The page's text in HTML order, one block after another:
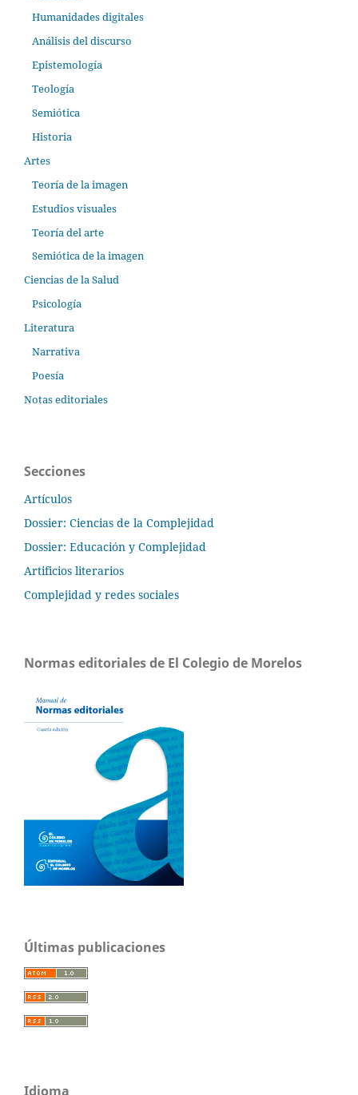
Humanidades digitales
Análisis del discurso
Epistemología
Teología
Semiótica
Historia
Artes
Teoría de la imagen
Estudios visuales
Teoría del arte
Semiótica de la imagen
Ciencias de la Salud
Psicología
Literatura
Narrativa
Poesía
Notas editoriales
Secciones
Artículos
Dossier: Ciencias de la Complejidad
Dossier: Educación y Complejidad
Artificios literarios
Complejidad y redes sociales
Normas editoriales de El Colegio de Morelos
Últimas publicaciones
Idioma